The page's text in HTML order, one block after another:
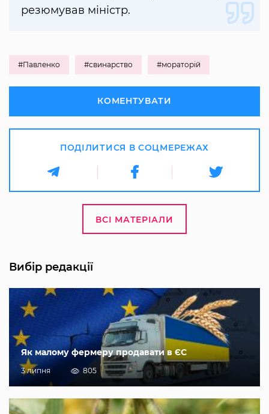
резюмував міністр.
#Павленко #свинарство #мораторій
КОМЕНТУВАТИ
ПОДІЛИТИСЯ В СОЦМЕРЕЖАХ
ВСІ МАТЕРІАЛИ
Вибір редакції
Як малому фермеру продавати в ЄС
3 липня 805